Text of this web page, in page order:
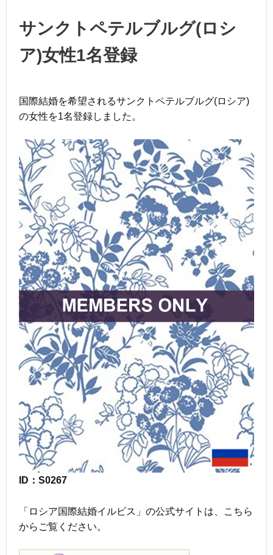
k
サンクトペテルブルグ(ロシ
ア)女性1名登録
国際結婚を希望されるサンクトペテルブルグ(ロシア)
の女性を1名登録しました。
ID：S0267
「ロシア国際結婚イルビス」の公式サイトは、こちら
からご覧ください。